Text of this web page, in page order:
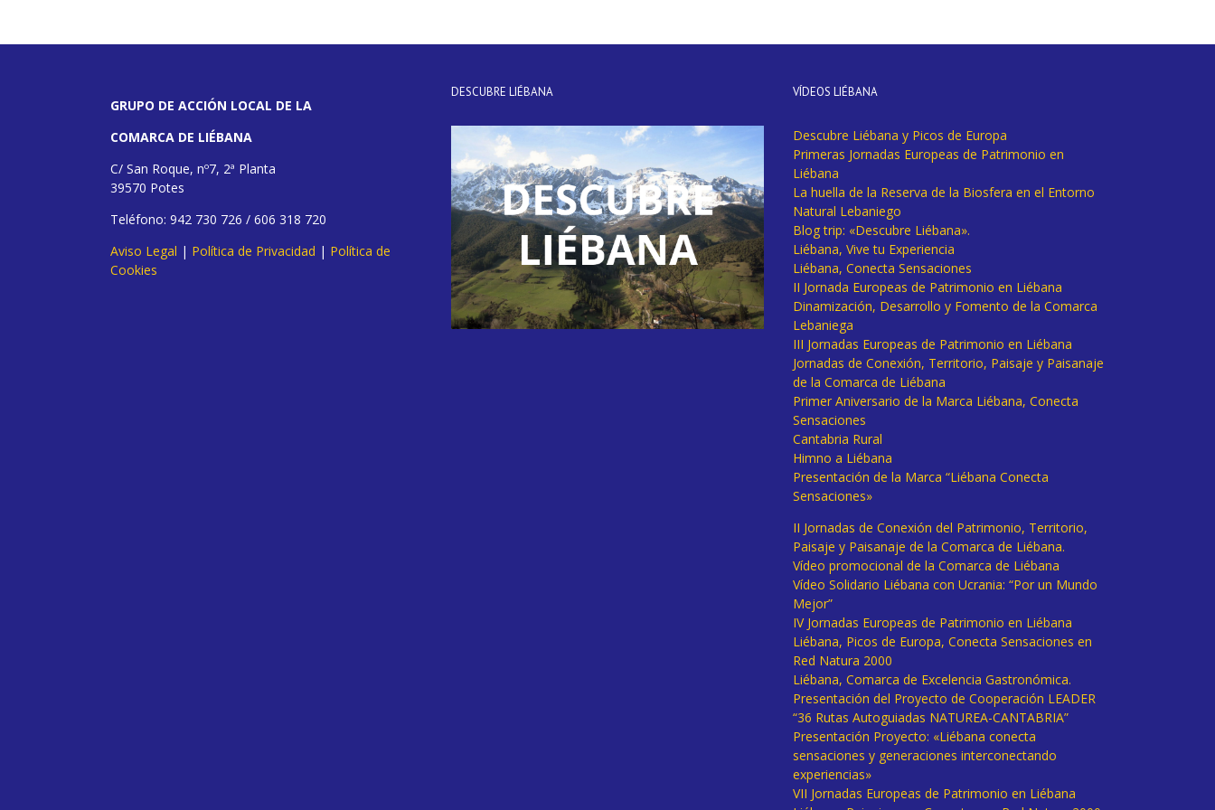
GRUPO DE ACCIÓN LOCAL DE LA
COMARCA DE LIÉBANA
C/ San Roque, nº7, 2ª Planta
39570 Potes
Teléfono: 942 730 726 / 606 318 720
Aviso Legal | Política de Privacidad | Política de
Cookies
DESCUBRE LIÉBANA VÍDEOS LIÉBANA
Descubre Liébana y Picos de Europa
Primeras Jornadas Europeas de Patrimonio en
Liébana
La huella de la Reserva de la Biosfera en el Entorno
Natural Lebaniego
Blog trip: «Descubre Liébana».
Liébana, Vive tu Experiencia
Liébana, Conecta Sensaciones
II Jornada Europeas de Patrimonio en Liébana
Dinamización, Desarrollo y Fomento de la Comarca
Lebaniega
III Jornadas Europeas de Patrimonio en Liébana
Jornadas de Conexión, Territorio, Paisaje y Paisanaje
de la Comarca de Liébana
Primer Aniversario de la Marca Liébana, Conecta
Sensaciones
Cantabria Rural
Himno a Liébana
Presentación de la Marca “Liébana Conecta
Sensaciones»
II Jornadas de Conexión del Patrimonio, Territorio,
Paisaje y Paisanaje de la Comarca de Liébana.
Vídeo promocional de la Comarca de Liébana
Vídeo Solidario Liébana con Ucrania: “Por un Mundo
Mejor”
IV Jornadas Europeas de Patrimonio en Liébana
Liébana, Picos de Europa, Conecta Sensaciones en
Red Natura 2000
Liébana, Comarca de Excelencia Gastronómica.
Presentación del Proyecto de Cooperación LEADER
“36 Rutas Autoguiadas NATUREA-CANTABRIA”
Presentación Proyecto: «Liébana conecta
sensaciones y generaciones interconectando
experiencias»
VII Jornadas Europeas de Patrimonio en Liébana